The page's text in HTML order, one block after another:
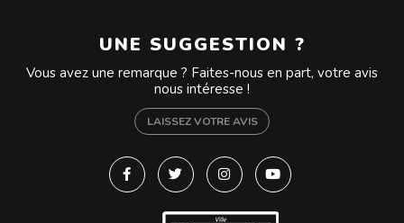
UNE SUGGESTION ?
Vous avez une remarque ? Faites-nous en part, votre avis
nous intéresse !
LAISSEZ VOTRE AVIS
Lien vers le compte Facebook
Lien vers le compte Twitter
Lien vers le compte
Lien vers la chaîne